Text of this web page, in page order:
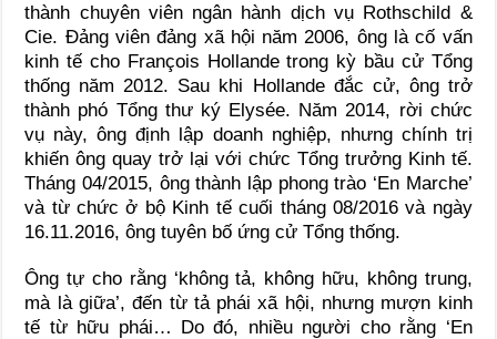
thành chuyên viên ngân hành dịch vụ Rothschild &
Cie. Ðảng viên đảng xã hội năm 2006, ông là cố vấn
kinh tế cho François Hollande trong kỳ bầu cử Tổng
thống năm 2012. Sau khi Hollande đắc cử, ông trở
thành phó Tổng thư ký Elysée. Năm 2014, rời chức
vụ này, ông định lập doanh nghiệp, nhưng chính trị
khiến ông quay trở lại với chức Tổng trưởng Kinh tế.
Tháng 04/2015, ông thành lập phong trào ‘En Marche’
và từ chức ở bộ Kinh tế cuối tháng 08/2016 và ngày
16.11.2016, ông tuyên bố ứng cử Tổng thống.
Ông tự cho rằng ‘không tả, không hữu, không trung,
mà là giữa’, đến từ tả phái xã hội, nhưng mượn kinh
tế từ hữu phái… Do đó, nhiều người cho rằng ‘En